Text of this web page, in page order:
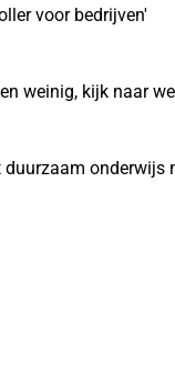
voor bedrijven'
weinig, kijk naar
duurzaam onderwijs